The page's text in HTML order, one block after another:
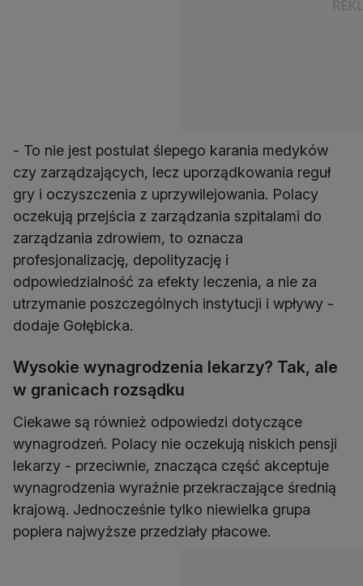
- To nie jest postulat ślepego karania medyków
czy zarządzających, lecz uporządkowania reguł
gry i oczyszczenia z uprzywilejowania. Polacy
oczekują przejścia z zarządzania szpitalami do
zarządzania zdrowiem, to oznacza
profesjonalizację, depolityzację i
odpowiedzialność za efekty leczenia, a nie za
utrzymanie poszczególnych instytucji i wpływy -
dodaje Gołębicka.
Wysokie wynagrodzenia lekarzy? Tak, ale
w granicach rozsądku
Ciekawe są również odpowiedzi dotyczące
wynagrodzeń. Polacy nie oczekują niskich pensji
lekarzy - przeciwnie, znacząca część akceptuje
wynagrodzenia wyraźnie przekraczające średnią
krajową. Jednocześnie tylko niewielka grupa
popiera najwyższe przedziały płacowe.